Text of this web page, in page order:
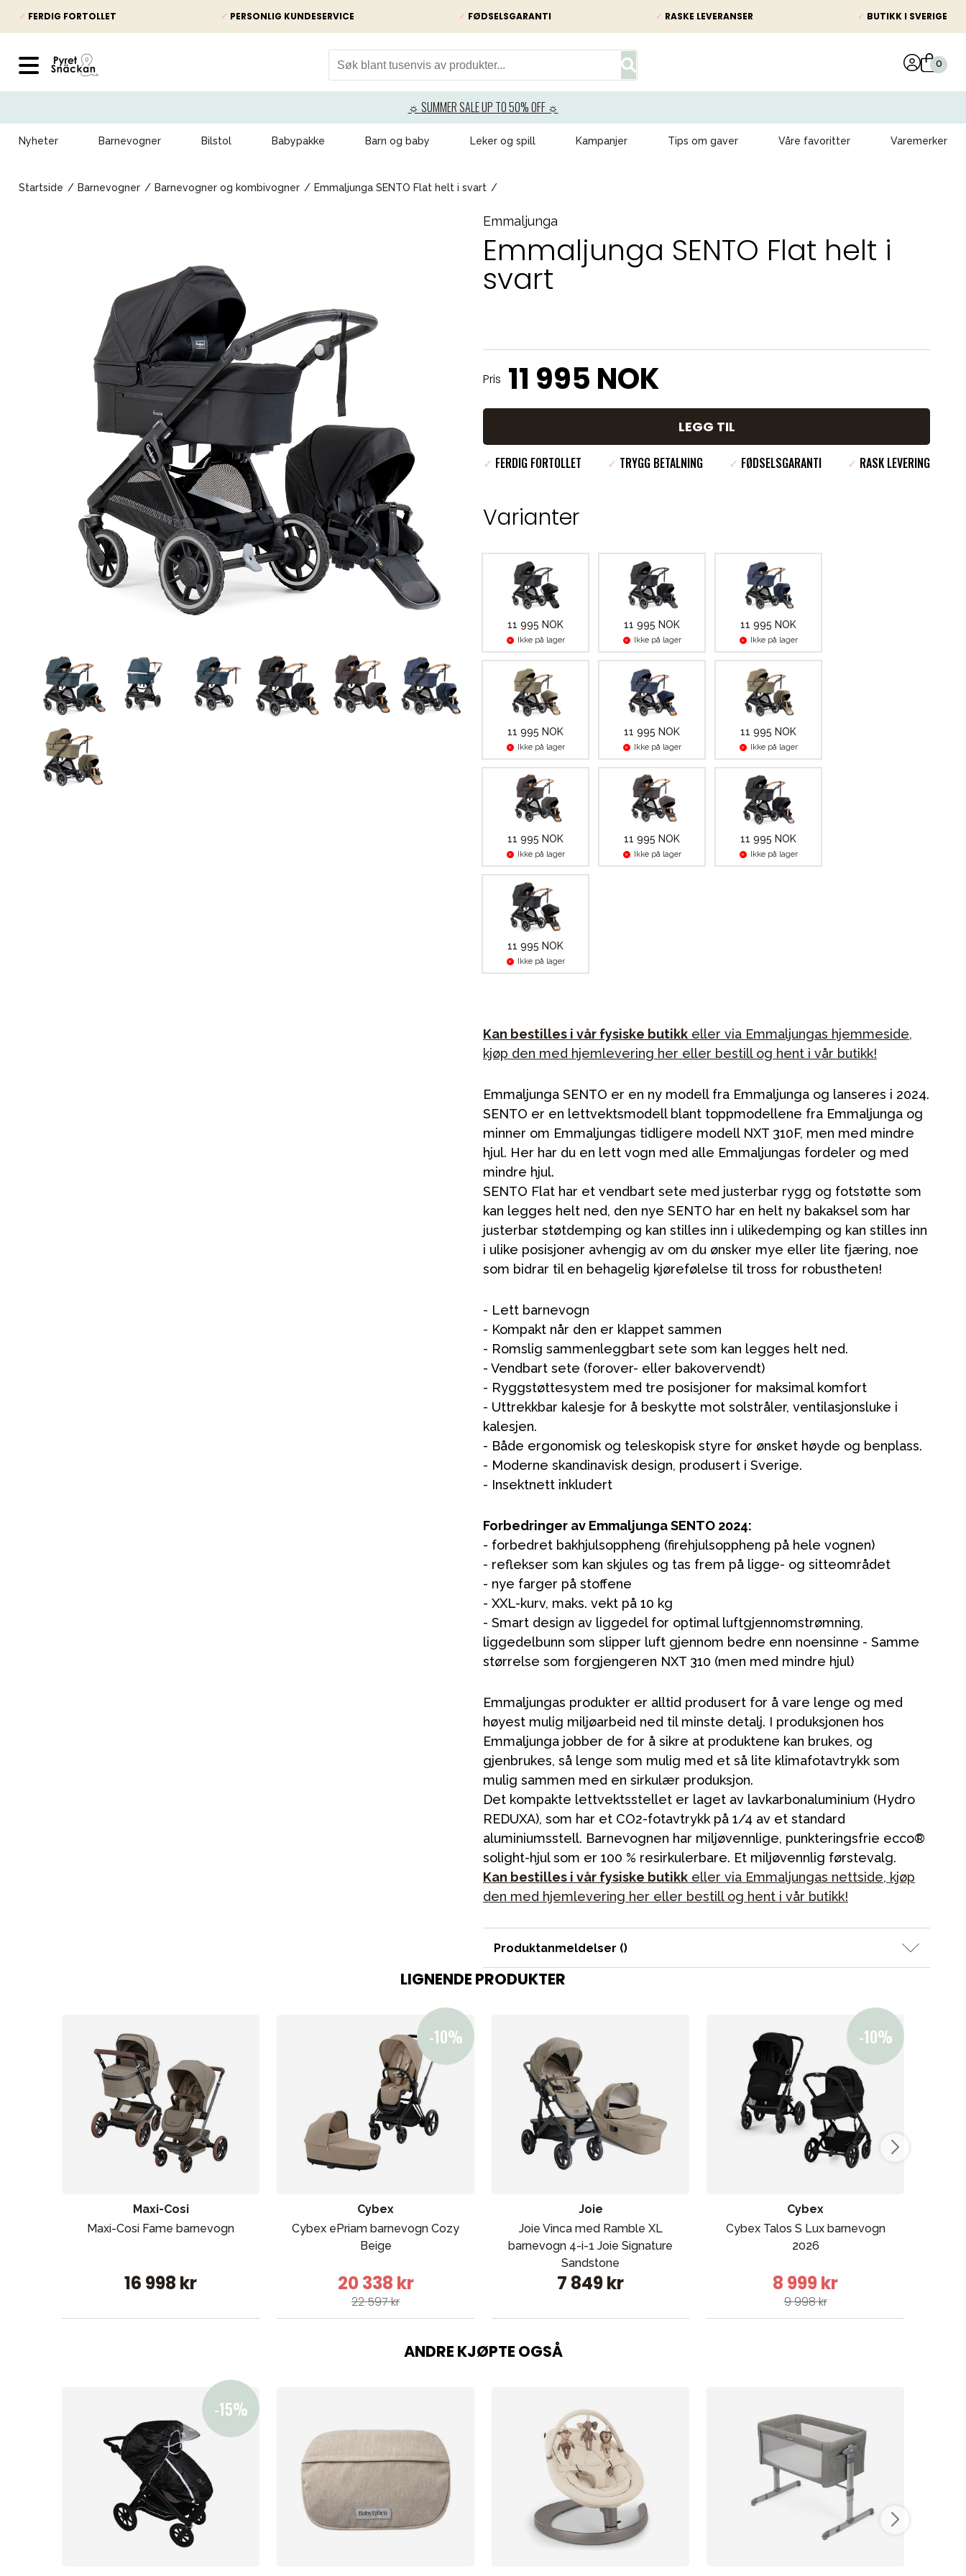
✓ FERDIG FORTOLLET ✓ PERSONLIG KUNDESERVICE ✓ FØDSELSGARANTI ✓ RASKE LEVERANSER ✓ BUTIKK I SVERIGE
☼ SUMMER SALE UP TO 50% OFF ☼
Nyheter Barnevogner Bilstol Babypakke Barn og baby Leker og spill Kampanjer Tips om gaver Våre favoritter Varemerker
Startside Barnevogner Barnevogner og kombivogner Emmaljunga SENTO Flat helt i svart
Emmaljunga
Emmaljunga SENTO Flat helt i
svart
Pris 11 995 NOK
LEGG TIL
✓ FERDIG FORTOLLET ✓ TRYGG BETALNING ✓ FØDSELSGARANTI ✓ RASK LEVERING
Varianter
11 995 NOK
Ikke på lager
11 995 NOK
Ikke på lager
11 995 NOK
Ikke på lager
11 995 NOK
Ikke på lager
11 995 NOK
Ikke på lager
11 995 NOK
Ikke på lager
11 995 NOK
Ikke på lager
11 995 NOK
Ikke på lager
11 995 NOK
Ikke på lager
11 995 NOK
Ikke på lager
Kan bestilles i vår fysiske butikk eller via Emmaljungas hjemmeside,
kjøp den med hjemlevering her eller bestill og hent i vår butikk!
Emmaljunga SENTO er en ny modell fra Emmaljunga og lanseres i 2024.
SENTO er en lettvektsmodell blant toppmodellene fra Emmaljunga og
minner om Emmaljungas tidligere modell NXT 310F, men med mindre
hjul. Her har du en lett vogn med alle Emmaljungas fordeler og med
mindre hjul.
SENTO Flat har et vendbart sete med justerbar rygg og fotstøtte som
kan legges helt ned, den nye SENTO har en helt ny bakaksel som har
justerbar støtdemping og kan stilles inn i ulikedemping og kan stilles inn
i ulike posisjoner avhengig av om du ønsker mye eller lite fjæring, noe
som bidrar til en behagelig kjørefølelse til tross for robustheten!
- Lett barnevogn
- Kompakt når den er klappet sammen
- Romslig sammenleggbart sete som kan legges helt ned.
- Vendbart sete (forover- eller bakovervendt)
- Ryggstøttesystem med tre posisjoner for maksimal komfort
- Uttrekkbar kalesje for å beskytte mot solstråler, ventilasjonsluke i
kalesjen.
- Både ergonomisk og teleskopisk styre for ønsket høyde og benplass.
- Moderne skandinavisk design, produsert i Sverige.
- Insektnett inkludert
Forbedringer av Emmaljunga SENTO 2024:
- forbedret bakhjulsoppheng (firehjulsoppheng på hele vognen)
- reflekser som kan skjules og tas frem på ligge- og sitteområdet
- nye farger på stoffene
- XXL-kurv, maks. vekt på 10 kg
- Smart design av liggedel for optimal luftgjennomstrømning,
liggedelbunn som slipper luft gjennom bedre enn noensinne - Samme
størrelse som forgjengeren NXT 310 (men med mindre hjul)
Emmaljungas produkter er alltid produsert for å vare lenge og med
høyest mulig miljøarbeid ned til minste detalj. I produksjonen hos
Emmaljunga jobber de for å sikre at produktene kan brukes, og
gjenbrukes, så lenge som mulig med et så lite klimafotavtrykk som
mulig sammen med en sirkulær produksjon.
Det kompakte lettvektsstellet er laget av lavkarbonaluminium (Hydro
REDUXA), som har et CO2-fotavtrykk på 1/4 av et standard
aluminiumsstell. Barnevognen har miljøvennlige, punkteringsfrie ecco®
solight-hjul som er 100 % resirkulerbare. Et miljøvennlig førstevalg.
Kan bestilles i vår fysiske butikk eller via Emmaljungas nettside, kjøp
den med hjemlevering her eller bestill og hent i vår butikk!
Produktanmeldelser ()
LIGNENDE PRODUKTER
Maxi-Cosi
Maxi-Cosi Fame barnevogn
16 998 kr
Cybex
Cybex ePriam barnevogn Cozy
Beige
20 338 kr
22 597 kr
Joie
Joie Vinca med Ramble XL
barnevogn 4-i-1 Joie Signature
Sandstone
7 849 kr
Cybex
Cybex Talos S Lux barnevogn
2026
8 999 kr
9 998 kr
ANDRE KJØPTE OGSÅ
VÅRT SORTIMENT
Møbler & seng
Tilbehør
Reservedeler
Tips om gaver
Våre favoritter
Veiledning Kontakt oss på Butikken vår